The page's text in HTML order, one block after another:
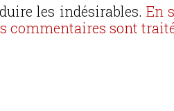
les indésirables. En
commentaires sont